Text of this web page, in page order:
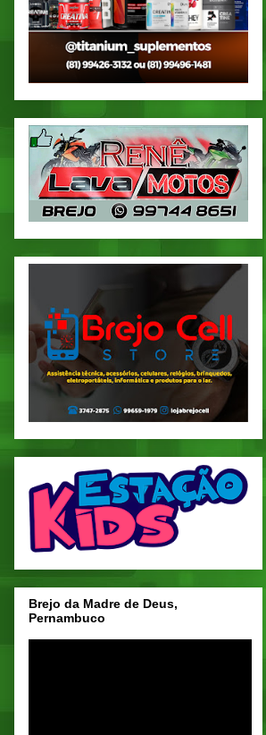
Brejo da Madre de Deus,
Pernambuco